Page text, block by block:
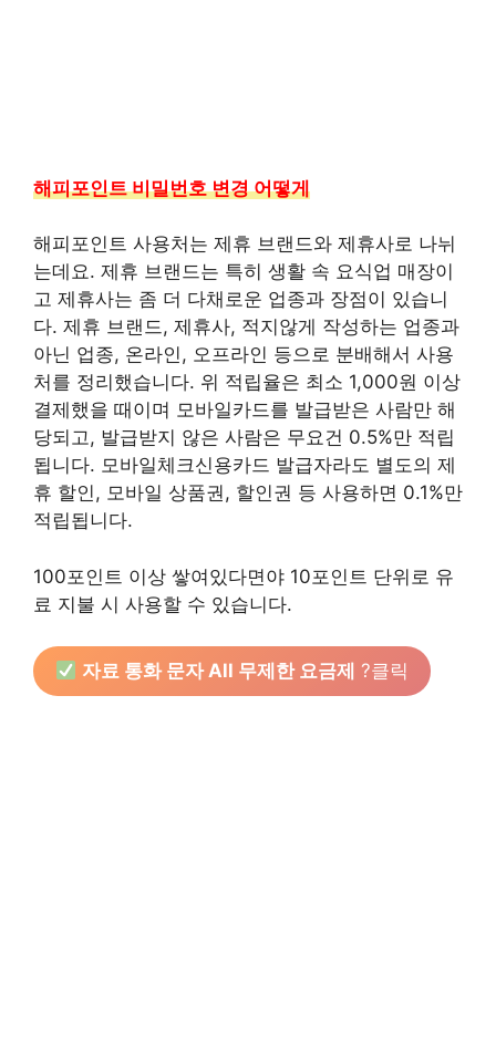
해피포인트 비밀번호 변경 어떻게
해피포인트 사용처는 제휴 브랜드와 제휴사로 나뉘
는데요. 제휴 브랜드는 특히 생활 속 요식업 매장이
고 제휴사는 좀 더 다채로운 업종과 장점이 있습니
다. 제휴 브랜드, 제휴사, 적지않게 작성하는 업종과
아닌 업종, 온라인, 오프라인 등으로 분배해서 사용
처를 정리했습니다. 위 적립율은 최소 1,000원 이상
결제했을 때이며 모바일카드를 발급받은 사람만 해
당되고, 발급받지 않은 사람은 무요건 0.5%만 적립
됩니다. 모바일체크신용카드 발급자라도 별도의 제
휴 할인, 모바일 상품권, 할인권 등 사용하면 0.1%만
적립됩니다.
100포인트 이상 쌓여있다면야 10포인트 단위로 유
료 지불 시 사용할 수 있습니다.
자료 통화 문자 All 무제한 요금제 ?클릭